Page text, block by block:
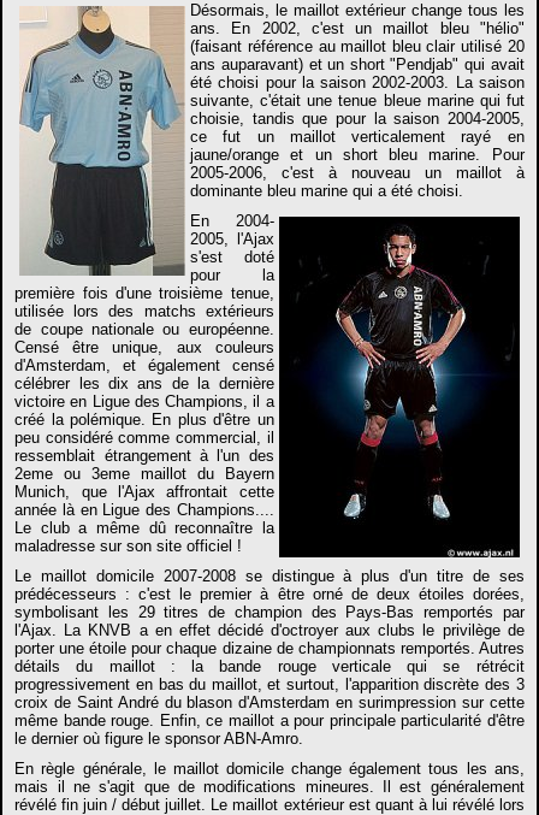
Désormais, le maillot extérieur change tous les
ans. En 2002, c'est un maillot bleu "hélio"
(faisant référence au maillot bleu clair utilisé 20
ans auparavant) et un short "Pendjab" qui avait
été choisi pour la saison 2002-2003. La saison
suivante, c'était une tenue bleue marine qui fut
choisie, tandis que pour la saison 2004-2005,
ce fut un maillot verticalement rayé en
jaune/orange et un short bleu marine. Pour
2005-2006, c'est à nouveau un maillot à
dominante bleu marine qui a été choisi.
En 2004-
2005, l'Ajax
s'est doté
pour la
première fois d'une troisième tenue,
utilisée lors des matchs extérieurs
de coupe nationale ou européenne.
Censé être unique, aux couleurs
d'Amsterdam, et également censé
célébrer les dix ans de la dernière
victoire en Ligue des Champions, il a
créé la polémique. En plus d'être un
peu considéré comme commercial, il
ressemblait étrangement à l'un des
2eme ou 3eme maillot du Bayern
Munich, que l'Ajax affrontait cette
année là en Ligue des Champions....
Le club a même dû reconnaître la
maladresse sur son site officiel !
Le maillot domicile 2007-2008 se distingue à plus d'un titre de ses
prédécesseurs : c'est le premier à être orné de deux étoiles dorées,
symbolisant les 29 titres de champion des Pays-Bas remportés par
l'Ajax. La KNVB a en effet décidé d'octroyer aux clubs le privilège de
porter une étoile pour chaque dizaine de championnats remportés. Autres
détails du maillot : la bande rouge verticale qui se rétrécit
progressivement en bas du maillot, et surtout, l'apparition discrète des 3
croix de Saint André du blason d'Amsterdam en surimpression sur cette
même bande rouge. Enfin, ce maillot a pour principale particularité d'être
le dernier où figure le sponsor ABN-Amro.
En règle générale, le maillot domicile change également tous les ans,
mais il ne s'agit que de modifications mineures. Il est généralement
révélé fin juin / début juillet. Le maillot extérieur est quant à lui révélé lors